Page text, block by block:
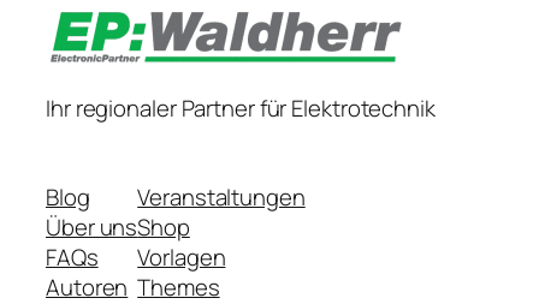
Ihr regionaler Partner für Elektrotechnik
Blog
Über uns
FAQs
Autoren
Veranstaltungen
Shop
Vorlagen
Themes